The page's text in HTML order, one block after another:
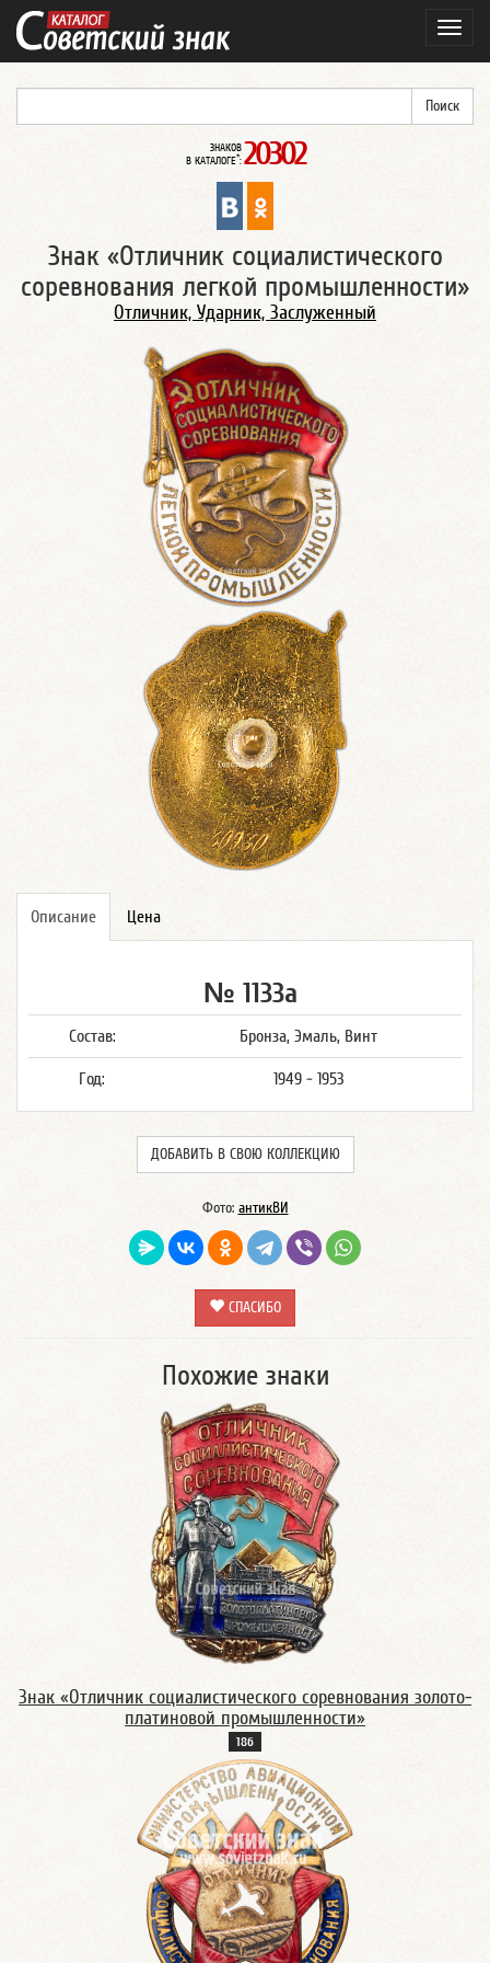
ЗНАКОВ
В КАТАЛОГЕ*: 20302
Знак «Отличник социалистического
соревнования легкой промышленности»
Отличник, Ударник, Заслуженный
Описание Цена
№ 1133а
Состав: Бронза, Эмаль, Винт
Год: 1949 - 1953
ДОБАВИТЬ В СВОЮ КОЛЛЕКЦИЮ
Фото: антикВИ
СПАСИБО
Похожие знаки
Знак «Отличник социалистического соревнования золото-
платиновой промышленности»
18б